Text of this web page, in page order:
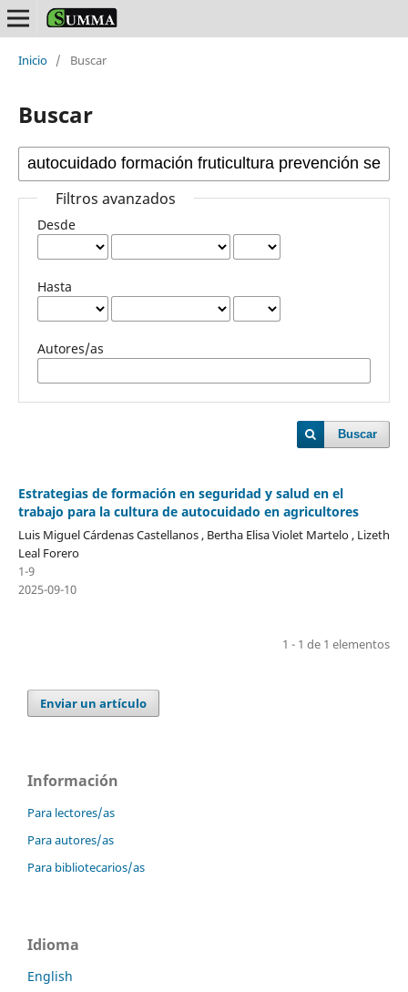
Inicio / Buscar
Buscar
Filtros avanzados
Desde
Hasta
Autores/as
Buscar
Estrategias de formación en seguridad y salud en el
trabajo para la cultura de autocuidado en agricultores
Luis Miguel Cárdenas Castellanos , Bertha Elisa Violet Martelo , Lizeth
Leal Forero
1-9
2025-09-10
1 - 1 de 1 elementos
Enviar un artículo
Información
Para lectores/as
Para autores/as
Para bibliotecarios/as
Idioma
English